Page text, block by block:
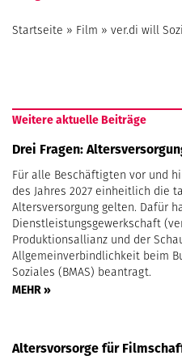
Startseite » Film » ver.di will
Weitere aktuelle Beiträge
Drei Fragen:
Für alle Beschäftigten vor und
des Jahres 2027 einheitlich die
Altersversorgung gelten. Dafür
Dienstleistungsgewerkschaft
Produktionsallianz und der
Allgemeinverbindlichkeit beim
Soziales (BMAS) beantragt.
MEHR »
Altersvorsorge für